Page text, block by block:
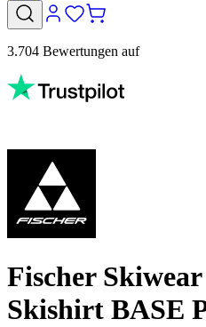
3.704 Bewertungen auf
Fischer
Skishirt BASE